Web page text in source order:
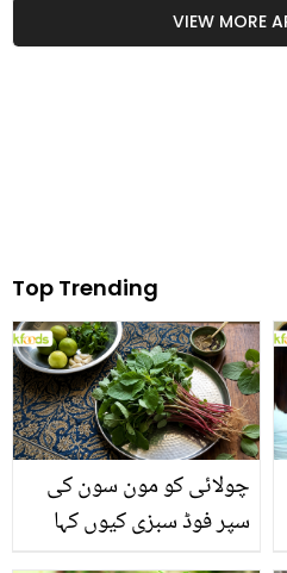
بو'' کا پودا گھر میں کیوں
رکھنا چاہیے؟ جانیں اسے
VIEW MORE
Top Trending
چولائی کو مون سون کی
سپر فوڈ سبزی کیوں کہا